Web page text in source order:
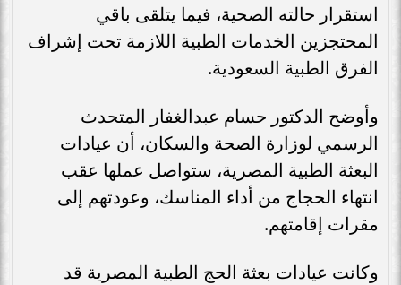
استقرار حالته الصحية، فيما يتلقى باقي
المحتجزين الخدمات الطبية اللازمة تحت إشراف
الفرق الطبية السعودية.
وأوضح الدكتور حسام عبدالغفار المتحدث
الرسمي لوزارة الصحة والسكان، أن عيادات
البعثة الطبية المصرية، ستواصل عملها عقب
انتهاء الحجاج من أداء المناسك، وعودتهم إلى
مقرات إقامتهم.
وكانت عيادات بعثة الحج الطبية المصرية قد